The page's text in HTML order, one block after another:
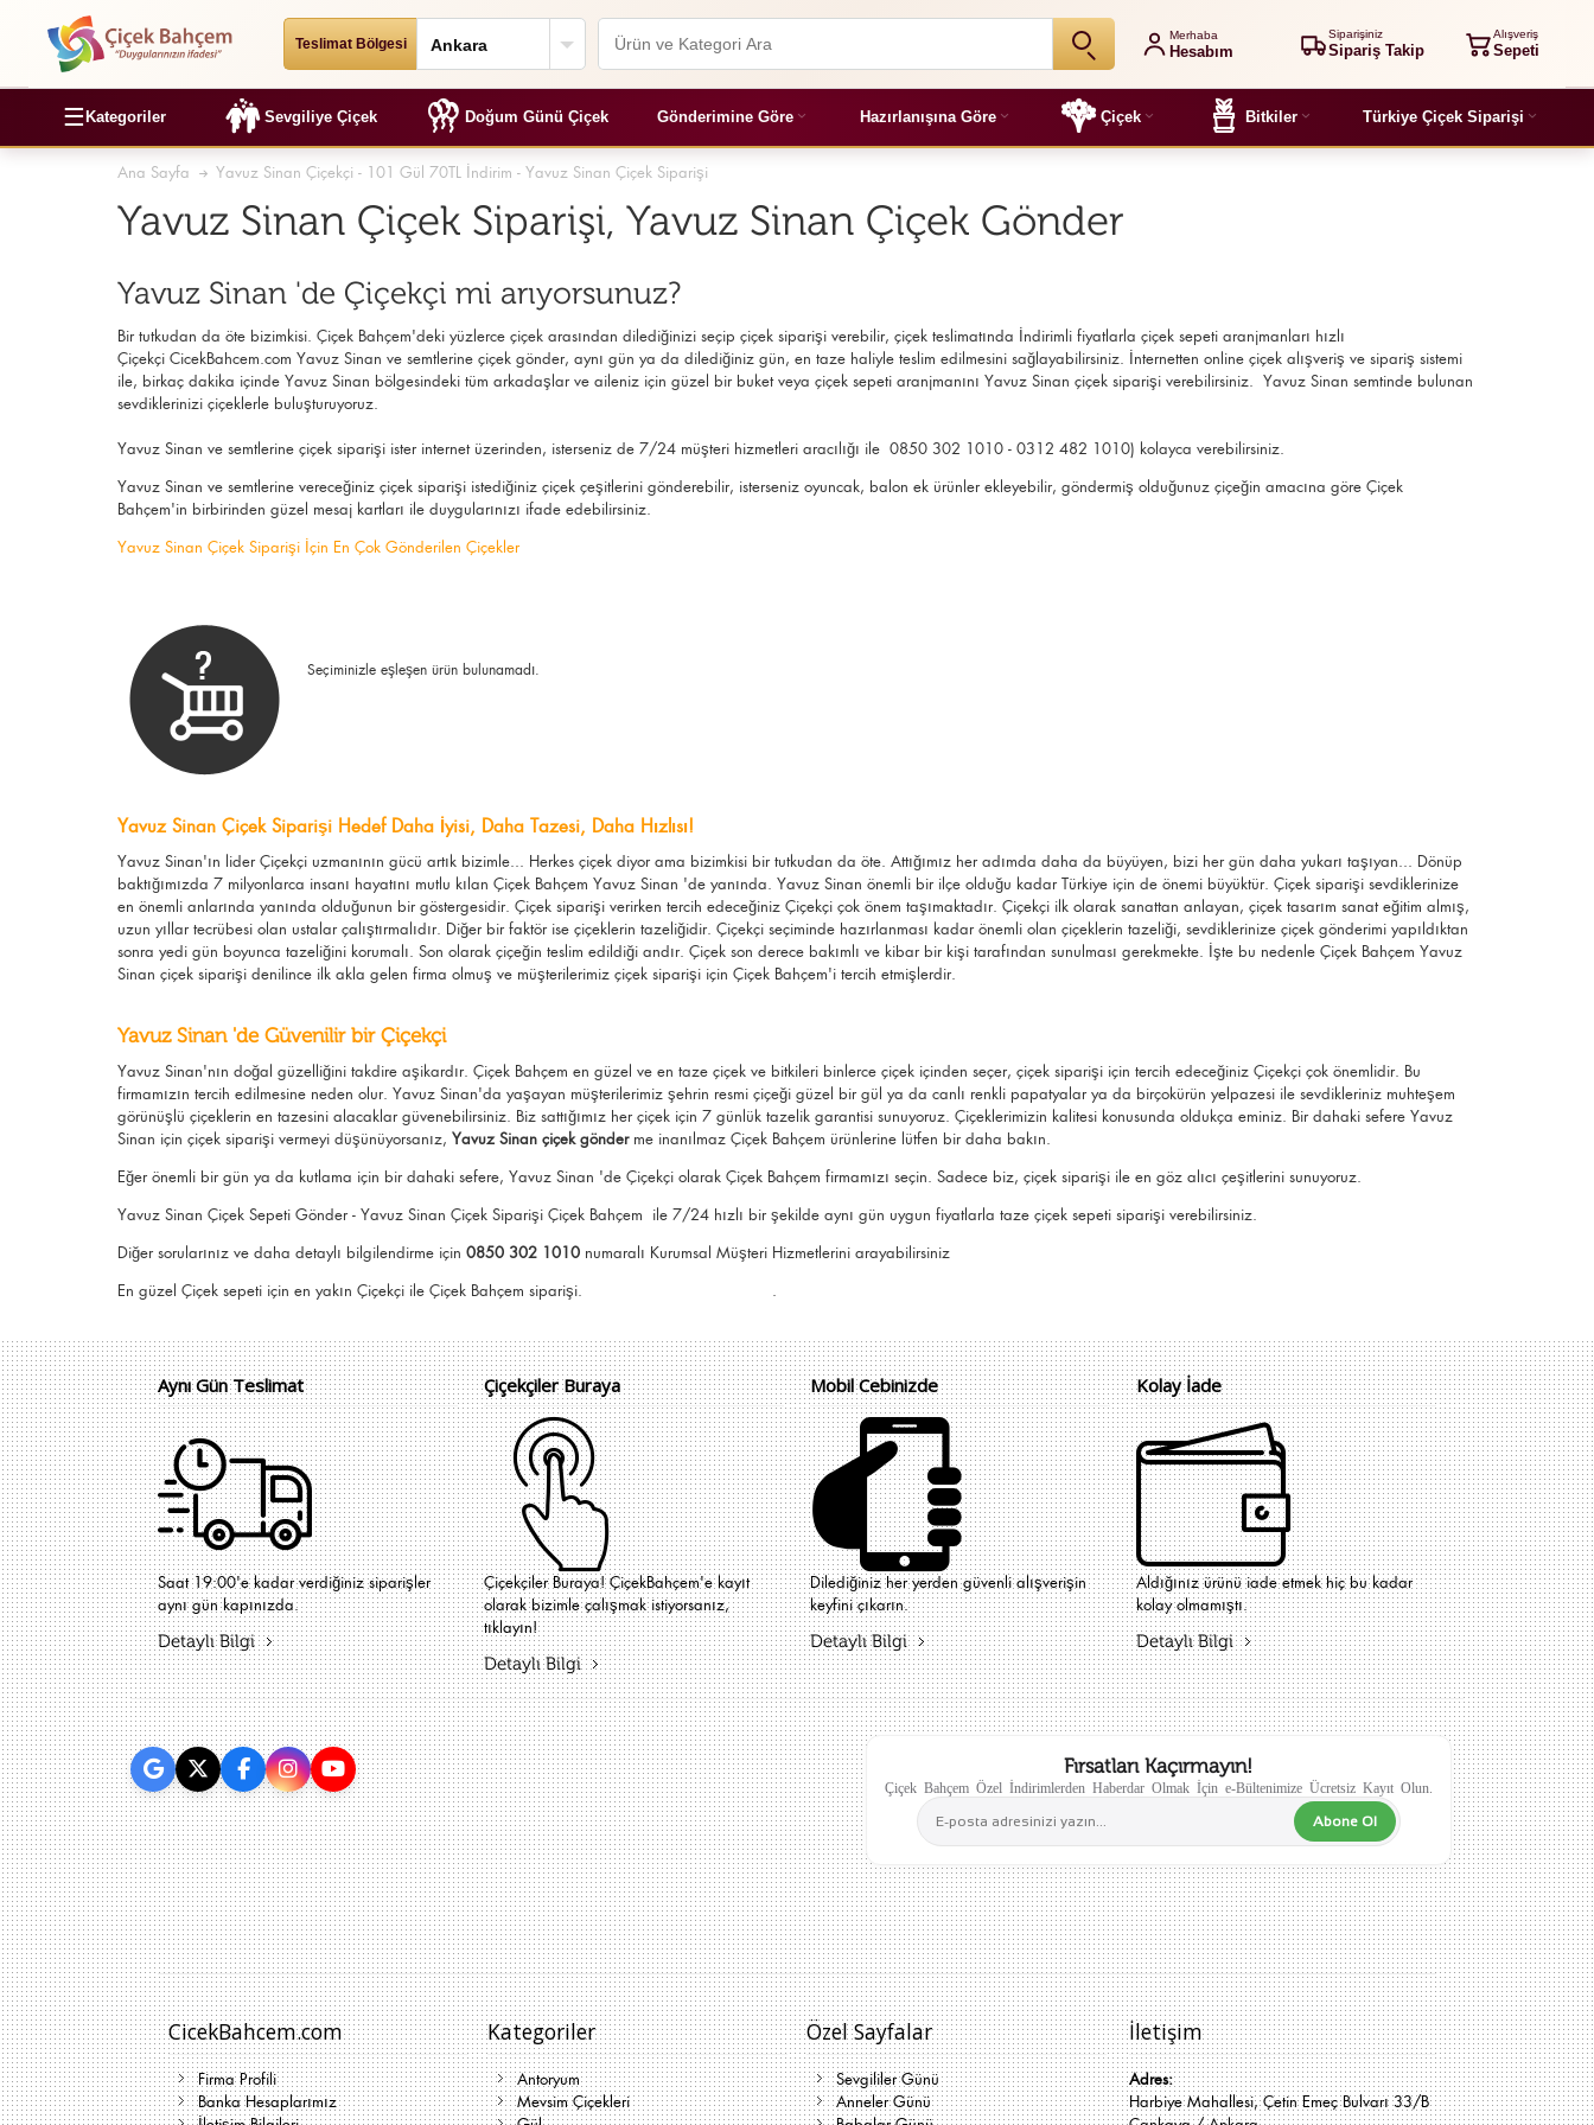
Teslimat Bölgesi
Merhaba
Hesabım
Siparişiniz
Sipariş Takip
Alışveriş
Sepeti
☰ Kategoriler Sevgiliye Çiçek Doğum Günü Çiçek Gönderimine Göre Hazırlanışına Göre Çiçek Bitkiler Türkiye Çiçek Siparişi
Ana Sayfa Yavuz Sinan Çiçekçi - 101 Gül 70TL İndirim - Yavuz Sinan Çiçek Siparişi
Yavuz Sinan Çiçek Siparişi, Yavuz Sinan Çiçek Gönder
Yavuz Sinan 'de Çiçekçi mi arıyorsunuz?
Bir tutkudan da öte bizimkisi. Çiçek Bahçem'deki yüzlerce çiçek arasından dilediğinizi seçip çiçek siparişi verebilir, çiçek teslimatında İndirimli fiyatlarla çiçek sepeti aranjmanları hızlı
Çiçekçi CicekBahcem.com Yavuz Sinan ve semtlerine çiçek gönder, aynı gün ya da dilediğiniz gün, en taze haliyle teslim edilmesini sağlayabilirsiniz. İnternetten online çiçek alışveriş ve sipariş sistemi
ile, birkaç dakika içinde Yavuz Sinan bölgesindeki tüm arkadaşlar ve aileniz için güzel bir buket veya çiçek sepeti aranjmanını Yavuz Sinan çiçek siparişi verebilirsiniz. Yavuz Sinan semtinde bulunan
sevdiklerinizi çiçeklerle buluşturuyoruz.
Yavuz Sinan ve semtlerine çiçek siparişi ister internet üzerinden, isterseniz de 7/24 müşteri hizmetleri aracılığı ile 0850 302 1010 - 0312 482 1010) kolayca verebilirsiniz.
Yavuz Sinan ve semtlerine vereceğiniz çiçek siparişi istediğiniz çiçek çeşitlerini gönderebilir, isterseniz oyuncak, balon ek ürünler ekleyebilir, göndermiş olduğunuz çiçeğin amacına göre Çiçek
Bahçem'in birbirinden güzel mesaj kartları ile duygularınızı ifade edebilirsiniz.
Yavuz Sinan Çiçek Siparişi İçin En Çok Gönderilen Çiçekler
Seçiminizle eşleşen ürün bulunamadı.
Yavuz Sinan Çiçek Siparişi Hedef Daha İyisi, Daha Tazesi, Daha Hızlısı!
Yavuz Sinan'ın lider Çiçekçi uzmanının gücü artık bizimle... Herkes çiçek diyor ama bizimkisi bir tutkudan da öte. Attığımız her adımda daha da büyüyen, bizi her gün daha yukarı taşıyan... Dönüp
baktığımızda 7 milyonlarca insanı hayatını mutlu kılan Çiçek Bahçem Yavuz Sinan 'de yanında. Yavuz Sinan önemli bir ilçe olduğu kadar Türkiye için de önemi büyüktür. Çiçek siparişi sevdiklerinize
en önemli anlarında yanında olduğunun bir göstergesidir. Çiçek siparişi verirken tercih edeceğiniz Çiçekçi çok önem taşımaktadır. Çiçekçi ilk olarak sanattan anlayan, çiçek tasarım sanat eğitim almış,
uzun yıllar tecrübesi olan ustalar çalıştırmalıdır. Diğer bir faktör ise çiçeklerin tazeliğidir. Çiçekçi seçiminde hazırlanması kadar önemli olan çiçeklerin tazeliği, sevdiklerinize çiçek gönderimi yapıldıktan
sonra yedi gün boyunca tazeliğini korumalı. Son olarak çiçeğin teslim edildiği andır. Çiçek son derece bakımlı ve kibar bir kişi tarafından sunulması gerekmekte. İşte bu nedenle Çiçek Bahçem Yavuz
Sinan çiçek siparişi denilince ilk akla gelen firma olmuş ve müşterilerimiz çiçek siparişi için Çiçek Bahçem'i tercih etmişlerdir.
Yavuz Sinan 'de Güvenilir bir Çiçekçi
Yavuz Sinan'nın doğal güzelliğini takdire aşikardır. Çiçek Bahçem en güzel ve en taze çiçek ve bitkileri binlerce çiçek içinden seçer, çiçek siparişi için tercih edeceğiniz Çiçekçi çok önemlidir. Bu
firmamızın tercih edilmesine neden olur. Yavuz Sinan'da yaşayan müşterilerimiz şehrin resmi çiçeği güzel bir gül ya da canlı renkli papatyalar ya da birçokürün yelpazesi ile sevdikleriniz muhteşem
görünüşlü çiçeklerin en tazesini alacaklar güvenebilirsiniz. Biz sattığımız her çiçek için 7 günlük tazelik garantisi sunuyoruz. Çiçeklerimizin kalitesi konusunda oldukça eminiz. Bir dahaki sefere Yavuz
Sinan için çiçek siparişi vermeyi düşünüyorsanız, Yavuz Sinan çiçek gönderme inanılmaz Çiçek Bahçem ürünlerine lütfen bir daha bakın.
Eğer önemli bir gün ya da kutlama için bir dahaki sefere, Yavuz Sinan 'de Çiçekçi olarak Çiçek Bahçem firmamızı seçin. Sadece biz, çiçek siparişi ile en göz alıcı çeşitlerini sunuyoruz.
Yavuz Sinan Çiçek Sepeti Gönder - Yavuz Sinan Çiçek Siparişi Çiçek Bahçem ile 7/24 hızlı bir şekilde aynı gün uygun fiyatlarla taze çiçek sepeti siparişi verebilirsiniz.
Diğer sorularınız ve daha detaylı bilgilendirme için 0850 302 1010 numaralı Kurumsal Müşteri Hizmetlerini arayabilirsiniz
En güzel Çiçek sepeti için en yakın Çiçekçi ile Çiçek Bahçem siparişi. .
Aynı Gün Teslimat
Saat 19:00'e kadar verdiğiniz siparişler
aynı gün kapınızda.
Detaylı Bilgi
Çiçekçiler Buraya
Çiçekçiler Buraya! ÇiçekBahçem'e kayıt
olarak bizimle çalışmak istiyorsanız,
tıklayın!
Detaylı Bilgi
Mobil Cebinizde
Dilediğiniz her yerden güvenli alışverişin
keyfini çıkarın.
Detaylı Bilgi
Kolay İade
Aldığınız ürünü iade etmek hiç bu kadar
kolay olmamıştı.
Detaylı Bilgi
Fırsatları Kaçırmayın!
Çiçek Bahçem Özel İndirimlerden Haberdar Olmak İçin e-Bültenimize Ücretsiz Kayıt Olun.
Abone Ol
CicekBahcem.com
Firma Profili
Banka Hesaplarımız
Kategoriler
Antoryum
Mevsim Çiçekleri
Özel Sayfalar
Sevgililer Günü
Anneler Günü
İletişim
Adres:
Harbiye Mahallesi, Çetin Emeç Bulvarı 33/B